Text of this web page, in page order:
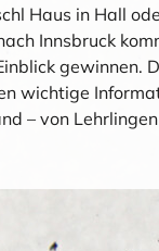
Haus in Hall
Innsbruck
gewinnen.
wichtige
– von